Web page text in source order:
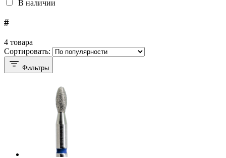
В наличии
#
4 товара
Сортировать:
Фильтры